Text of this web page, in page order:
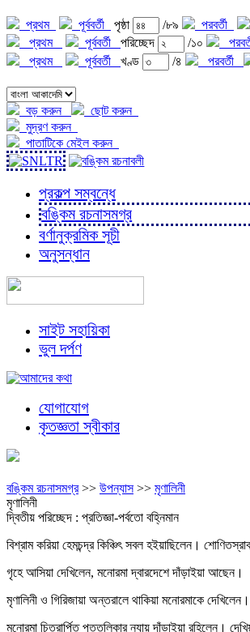
প্রথম পূর্ববর্তী পৃষ্ঠা /৮৯ পরবর্তী
প্রথম
পূর্ববর্তী পরিচ্ছেদ /১০
প্রথম
পূর্ববর্তী খণ্ড /৪ পরবর্তী
বড় করুন
ছোট করুন
মুদ্রণ করুন
পাতাটিকে মেইল করুন
প্রকল্প সম্বন্ধে
বঙ্কিম রচনাসমগ্র
বর্ণানুক্রমিক সূচী
অনুসন্ধান
সাইট সহায়িকা
ভুল দর্পণ
যোগাযোগ
কৃতজ্ঞতা স্বীকার
বঙ্কিম রচনাসমগ্র >> উপন্যাস >> মৃণালিনী
মৃণালিনী
দ্বিতীয় পরিচ্ছেদ : প্রতিজ্ঞা-পর্বতো বহ্নিমান
বিশ্রাম করিয়া হেমচন্দ্র কিঞ্চিৎ সবল হইয়াছিলেন।
গৃহে আসিয়া দেখিলেন, মনোরমা দ্বারদেশে দাঁড়াইয়া আছেন।
মৃণালিনী ও গিরিজায়া অন্তরালে থাকিয়া মনোরমাকে দেখিলেন।
মনোরমা চিত্রার্পিত পুত্তলিকার ন্যায় দাঁড়াইয়া রহিলেন।